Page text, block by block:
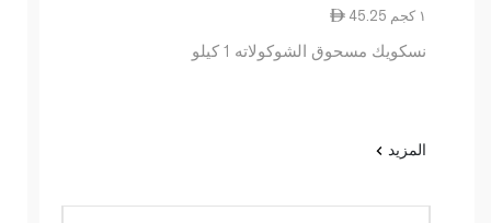
45.25 ١ كجم
نسكويك مسحوق الشوكولاته 1 كيلو
المزيد